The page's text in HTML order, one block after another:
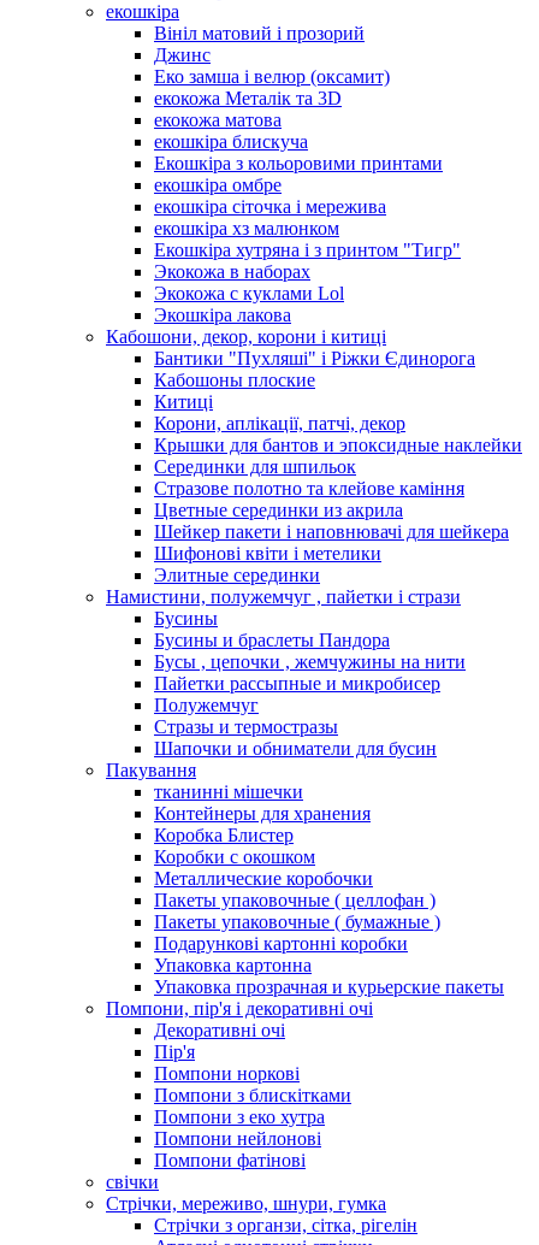
екошкіра
Вініл матовий і прозорий
Джинс
Еко замша і велюр (оксамит)
екокожа Металік та 3D
екокожа матова
екошкіра блискуча
Екошкіра з кольоровими принтами
екошкіра омбре
екошкіра сіточка і мережива
екошкіра хз малюнком
Екошкіра хутряна і з принтом "Тигр"
Экокожа в наборах
Экокожа с куклами Lol
Экошкiра лакова
Кабошони, декор, корони і китиці
Бантики "Пухляші" і Ріжки Єдинорога
Кабошоны плоские
Китиці
Корони, аплікації, патчі, декор
Крышки для бантов и эпоксидные наклейки
Серединки для шпильок
Стразове полотно та клейове каміння
Цветные серединки из акрила
Шейкер пакети і наповнювачі для шейкера
Шифонові квіти і метелики
Элитные серединки
Намистини, полужемчуг , пайетки і стрази
Бусины
Бусины и браслеты Пандора
Бусы , цепочки , жемчужины на нити
Пайетки рассыпные и микробисер
Полужемчуг
Стразы и термостразы
Шапочки и обниматели для бусин
Пакування
тканинні мішечки
Контейнеры для хранения
Коробка Блистер
Коробки с окошком
Металлические коробочки
Пакеты упаковочные ( целлофан )
Пакеты упаковочные ( бумажные )
Подарункові картонні коробки
Упаковка картонна
Упаковка прозрачная и курьерские пакеты
Помпони, пір'я і декоративні очі
Декоративні очі
Пір'я
Помпони норкові
Помпони з блискітками
Помпони з еко хутра
Помпони нейлонові
Помпони фатінові
свічки
Стрічки, мереживо, шнури, гумка
Стрічки з органзи, сітка, рігелін